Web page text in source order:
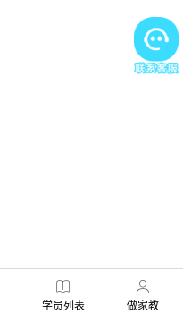
学员列表 做家教